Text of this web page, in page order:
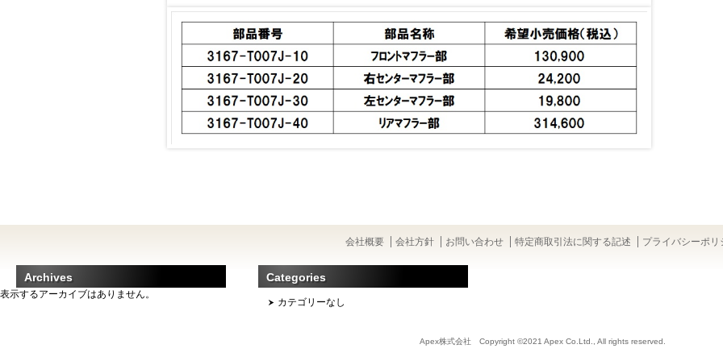
会社概要 会社方針 お問い合わせ 特定商取引法に関する記述 プライバシーポリ
Archives
表示するアーカイブはありません。
Categories
カテゴリーなし
Apex株式会社 Copyright ©2021 Apex Co.Ltd., All rights reserved.